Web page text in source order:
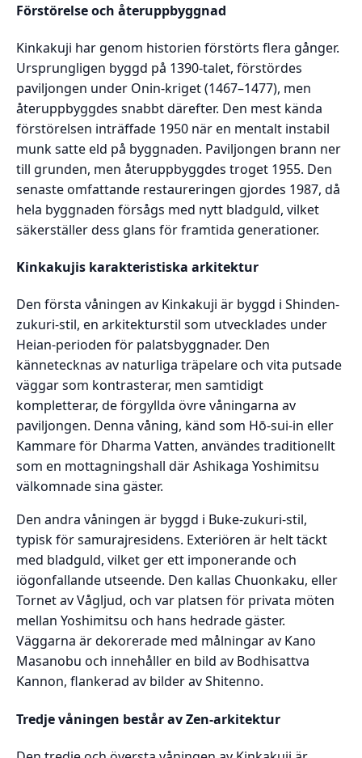
Förstörelse och återuppbyggnad
Kinkakuji har genom historien förstörts flera gånger.
Ursprungligen byggd på 1390-talet, förstördes
paviljongen under Onin-kriget (1467–1477), men
återuppbyggdes snabbt därefter. Den mest kända
förstörelsen inträffade 1950 när en mentalt instabil
munk satte eld på byggnaden. Paviljongen brann ner
till grunden, men återuppbyggdes troget 1955. Den
senaste omfattande restaureringen gjordes 1987, då
hela byggnaden försågs med nytt bladguld, vilket
säkerställer dess glans för framtida generationer.
Kinkakujis karakteristiska arkitektur
Den första våningen av Kinkakuji är byggd i Shinden-
zukuri-stil, en arkitekturstil som utvecklades under
Heian-perioden för palatsbyggnader. Den
kännetecknas av naturliga träpelare och vita putsade
väggar som kontrasterar, men samtidigt
kompletterar, de förgyllda övre våningarna av
paviljongen. Denna våning, känd som Hō-sui-in eller
Kammare för Dharma Vatten, användes traditionellt
som en mottagningshall där Ashikaga Yoshimitsu
välkomnade sina gäster.
Den andra våningen är byggd i Buke-zukuri-stil,
typisk för samurajresidens. Exteriören är helt täckt
med bladguld, vilket ger ett imponerande och
iögonfallande utseende. Den kallas Chuonkaku, eller
Tornet av Vågljud, och var platsen för privata möten
mellan Yoshimitsu och hans hedrade gäster.
Väggarna är dekorerade med målningar av Kano
Masanobu och innehåller en bild av Bodhisattva
Kannon, flankerad av bilder av Shitenno.
Tredje våningen består av Zen-arkitektur